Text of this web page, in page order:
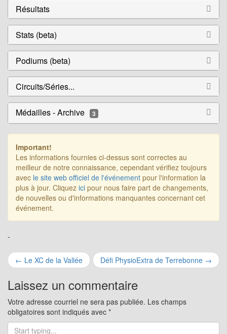
Résultats
Stats (beta)
Podiums (beta)
Circuits/Séries...
Médailles - Archive 3
Important!
Les informations fournies ci-dessus sont correctes au
meilleur de notre connaissance, cependant vérifiez toujours
avec le site web officiel de l'événement pour l'information la
plus à jour. Cliquez ici pour nous faire part de changements,
de nouvelles ou d'informations manquantes concernant cet
événement.
-
Navigation
pour
les
articles
← Le XC de la Vallée Défi PhysioExtra de Terrebonne →
Laissez un commentaire
Votre adresse courriel ne sera pas publiée. Les champs
obligatoires sont indiqués avec *